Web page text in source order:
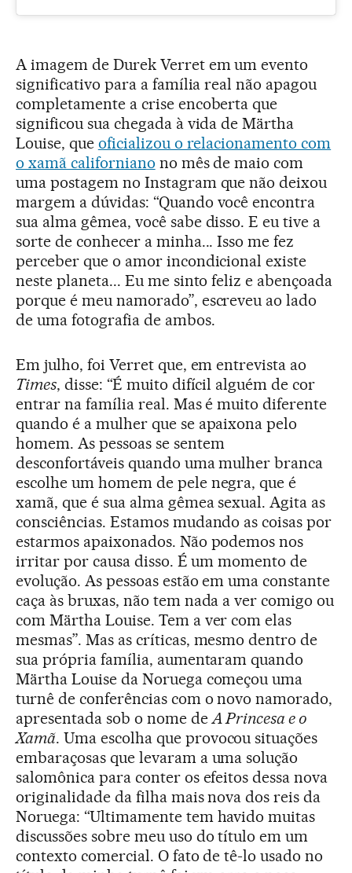
A imagem de Durek Verret em um evento
significativo para a família real não apagou
completamente a crise encoberta que
significou sua chegada à vida de Märtha
Louise, que oficializou o relacionamento com
o xamã californiano no mês de maio com
uma postagem no Instagram que não deixou
margem a dúvidas: “Quando você encontra
sua alma gêmea, você sabe disso. E eu tive a
sorte de conhecer a minha... Isso me fez
perceber que o amor incondicional existe
neste planeta... Eu me sinto feliz e abençoada
porque é meu namorado”, escreveu ao lado
de uma fotografia de ambos.
Em julho, foi Verret que, em entrevista ao
Times, disse: “É muito difícil alguém de cor
entrar na família real. Mas é muito diferente
quando é a mulher que se apaixona pelo
homem. As pessoas se sentem
desconfortáveis quando uma mulher branca
escolhe um homem de pele negra, que é
xamã, que é sua alma gêmea sexual. Agita as
consciências. Estamos mudando as coisas por
estarmos apaixonados. Não podemos nos
irritar por causa disso. É um momento de
evolução. As pessoas estão em uma constante
caça às bruxas, não tem nada a ver comigo ou
com Märtha Louise. Tem a ver com elas
mesmas”. Mas as críticas, mesmo dentro de
sua própria família, aumentaram quando
Märtha Louise da Noruega começou uma
turnê de conferências com o novo namorado,
apresentada sob o nome deA Princesa e o
Xamã. Uma escolha que provocou situações
embaraçosas que levaram a uma solução
salomônica para conter os efeitos dessa nova
originalidade da filha mais nova dos reis da
Noruega: “Ultimamente tem havido muitas
discussões sobre meu uso do título em um
contexto comercial. O fato de tê-lo usado no